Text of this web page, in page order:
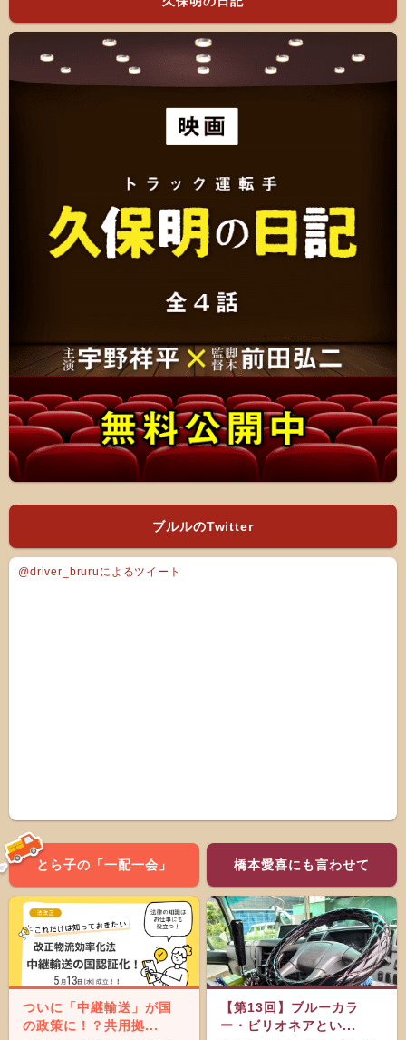
ブルルのTwitter
@driver_bruruによるツイート
とら子の「一配一会」
ついに「中継輸送」が国
の政策に！？共用拠...
橋本愛喜にも言わせて
【第13回】ブルーカラ
ー・ビリオネアとい...